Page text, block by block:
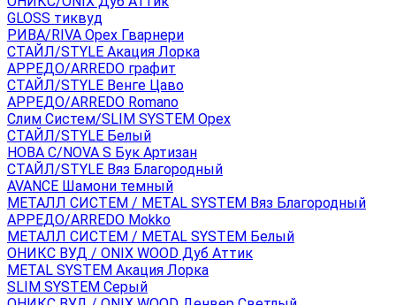
GLOSS тиквуд
РИВА/RIVA Орех Гварнери
СТАЙЛ/STYLE Акация Лорка
АРРЕДО/ARREDO графит
СТАЙЛ/STYLE Венге Цаво
АРРЕДО/ARREDO Romano
Слим Систем/SLIM SYSTEM Орех
СТАЙЛ/STYLE Белый
НОВА С/NOVA S Бук Артизан
СТАЙЛ/STYLE Вяз Благородный
AVANCE Шамони темный
МЕТАЛЛ СИСТЕМ / METAL SYSTEM Вяз Благородный
АРРЕДО/ARREDO Mokko
МЕТАЛЛ СИСТЕМ / METAL SYSTEM Белый
ОНИКС ВУД / ONIX WOOD Дуб Аттик
METAL SYSTEM Акация Лорка
SLIM SYSTEM Серый